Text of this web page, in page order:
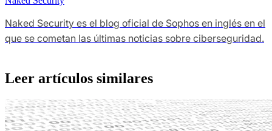
Naked Security es el blog oficial de Sophos en inglés en el
que se cometan las últimas noticias sobre ciberseguridad.
Leer artículos similares